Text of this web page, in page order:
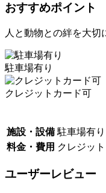
おすすめポイント
人と動物との絆を大切
駐車場有り
クレジットカード可
施設・設備 駐車場有り
料金・費用 クレジッ
ユーザーレビュー